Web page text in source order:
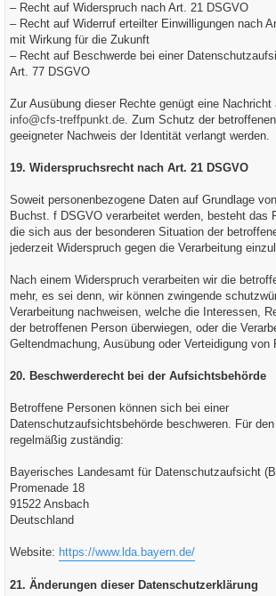
– Recht auf Widerspruch nach Art. 21 DSGVO
– Recht auf Widerruf erteilter Einwilligungen nach
mit Wirkung für die Zukunft
– Recht auf Beschwerde bei einer
Art. 77 DSGVO
Zur Ausübung dieser Rechte genügt eine Nachricht
info@cfs-treffpunkt.de. Zum Schutz der
geeigneter Nachweis der Identität verlangt werden.
19. Widerspruchsrecht nach Art. 21 DSGVO
Soweit personenbezogene Daten auf Grundlage
Buchst. f DSGVO verarbeitet werden, besteht das
die sich aus der besonderen Situation der
jederzeit Widerspruch gegen die Verarbeitung
Nach einem Widerspruch verarbeiten wir die
mehr, es sei denn, wir können zwingende
Verarbeitung nachweisen, welche die Interessen,
der betroffenen Person überwiegen, oder die
Geltendmachung, Ausübung oder Verteidigung von
20. Beschwerderecht bei der Aufsichtsbehörde
Betroffene Personen können sich bei einer
Datenschutzaufsichtsbehörde beschweren. Für
regelmäßig zuständig:
Bayerisches Landesamt für Datenschutzaufsicht
Promenade 18
91522 Ansbach
Deutschland
Website: https://www.lda.bayern.de/
21. Änderungen dieser Datenschutzerklärung